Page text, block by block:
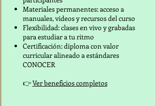
Materiales permanentes: acceso a
manuales, videos y recursos del curso
Flexibilidad: clases en vivo y grabadas
para estudiar a tu ritmo
Certificación: diploma con valor
curricular alineado a estándares
CONOCER
👉Ver beneficios completos